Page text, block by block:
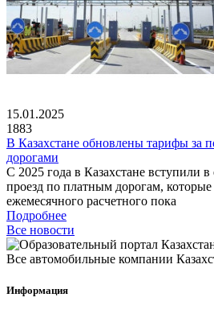
15.01.2025
1883
В Казахстане обновлены тарифы за
дорогами
С 2025 года в Казахстане вступили
проезд по платным дорогам, которые
ежемесячного расчетного пока
Подробнее
Все новости
Все автомобильные компании
Информация